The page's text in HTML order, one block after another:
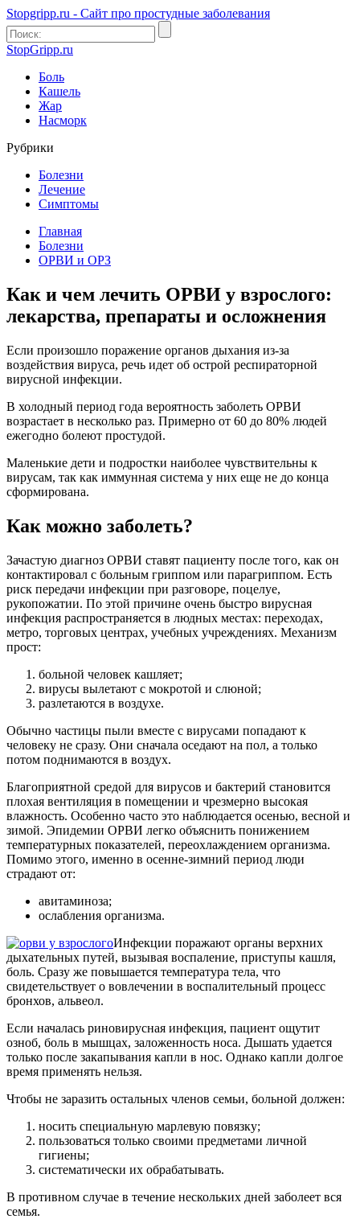
Stopgripp.ru - Cайт про простудные заболевания
StopGripp.ru
Боль
Кашель
Жар
Насморк
Рубрики
Болезни
Лечение
Симптомы
Главная
Болезни
ОРВИ и ОРЗ
Как и чем лечить ОРВИ у взрослого:
лекарства, препараты и осложнения
Если произошло поражение органов дыхания из-за
воздействия вируса, речь идет об острой респираторной
вирусной инфекции.
В холодный период года вероятность заболеть ОРВИ
возрастает в несколько раз. Примерно от 60 до 80% людей
ежегодно болеют простудой.
Маленькие дети и подростки наиболее чувствительны к
вирусам, так как иммунная система у них еще не до конца
сформирована.
Как можно заболеть?
Зачастую диагноз ОРВИ ставят пациенту после того, как он
контактировал с больным гриппом или парагриппом. Есть
риск передачи инфекции при разговоре, поцелуе,
рукопожатии. По этой причине очень быстро вирусная
инфекция распространяется в людных местах: переходах,
метро, торговых центрах, учебных учреждениях. Механизм
прост:
больной человек кашляет;
вирусы вылетают с мокротой и слюной;
разлетаются в воздухе.
Обычно частицы пыли вместе с вирусами попадают к
человеку не сразу. Они сначала оседают на пол, а только
потом поднимаются в воздух.
Благоприятной средой для вирусов и бактерий становится
плохая вентиляция в помещении и чрезмерно высокая
влажность. Особенно часто это наблюдается осенью, весной и
зимой. Эпидемии ОРВИ легко объяснить понижением
температурных показателей, переохлаждением организма.
Помимо этого, именно в осенне-зимний период люди
страдают от:
авитаминоза;
ослабления организма.
Инфекции поражают органы верхних
дыхательных путей, вызывая воспаление, приступы кашля,
боль. Сразу же повышается температура тела, что
свидетельствует о вовлечении в воспалительный процесс
бронхов, альвеол.
Если началась риновирусная инфекция, пациент ощутит
озноб, боль в мышцах, заложенность носа. Дышать удается
только после закапывания капли в нос. Однако капли долгое
время применять нельзя.
Чтобы не заразить остальных членов семьи, больной должен:
носить специальную марлевую повязку;
пользоваться только своими предметами личной
гигиены;
систематически их обрабатывать.
В противном случае в течение нескольких дней заболеет вся
семья.